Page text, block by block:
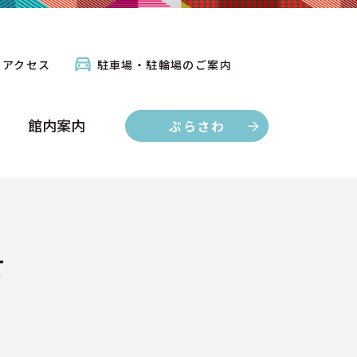
アクセス 駐車場・駐輪場のご案内
館内案内 ぷらさわ